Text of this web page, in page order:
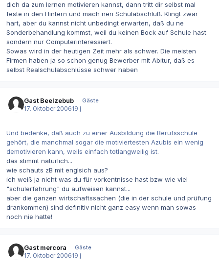
dich da zum lernen motivieren kannst, dann tritt dir selbst mal
feste in den Hintern und mach nen Schulabschluß. Klingt zwar
hart, aber du kannst nicht unbedingt erwarten, daß du ne
Sonderbehandlung kommst, weil du keinen Bock auf Schule hast
sondern nur Computerinteressiert.
Sowas wird in der heutigen Zeit mehr als schwer. Die meisten
Firmen haben ja so schon genug Bewerber mit Abitur, daß es
selbst Realschulabschlüsse schwer haben
Gast Beelzebub
Gäste
17. Oktober 200619 j
Und bedenke, daß auch zu einer Ausbildung die Berufsschule
gehört, die manchmal sogar die motiviertesten Azubis ein wenig
demotivieren kann, weils einfach totlangweilig ist.
das stimmt natürlich...
wie schauts zB mit englsich aus?
ich weiß ja nicht was du für vorkentnisse hast bzw wie viel
"schulerfahrung" du aufweisen kannst...
aber die ganzen wirtschaftssachen (die in der schule und prüfung
drankommen) sind definitiv nicht ganz easy wenn man sowas
noch nie hatte!
Gast mercora
Gäste
17. Oktober 200619 j